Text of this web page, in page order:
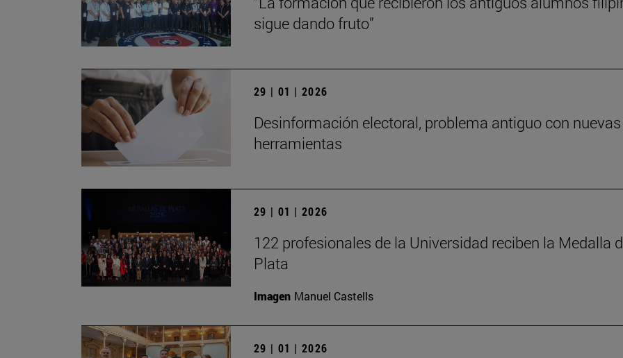
sigue dando fruto”
29 | 01 | 2026
Desinformación electoral, problema antiguo con nuevas
herramientas
29 | 01 | 2026
122 profesionales de la Universidad reciben la Medalla
Plata
Imagen Manuel Castells
29 | 01 | 2026